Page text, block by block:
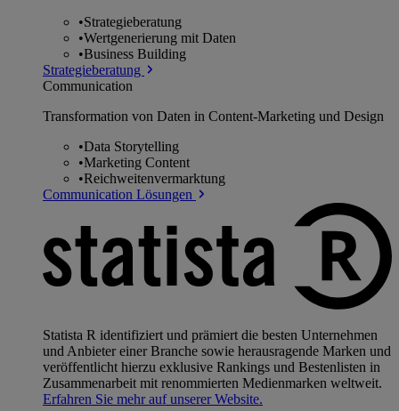
•Strategieberatung
•Wertgenerierung mit Daten
•Business Building
Strategieberatung
Communication
Transformation von Daten in Content-Marketing und Design
•Data Storytelling
•Marketing Content
•Reichweitenvermarktung
Communication Lösungen
Statista R identifiziert und prämiert die besten Unternehmen
und Anbieter einer Branche sowie herausragende Marken und
veröffentlicht hierzu exklusive Rankings und Bestenlisten in
Zusammenarbeit mit renommierten Medienmarken weltweit.
Erfahren Sie mehr auf unserer Website.